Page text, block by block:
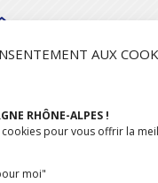
AUX
RHÔNE-ALPES !
pour vous offrir la
moi"